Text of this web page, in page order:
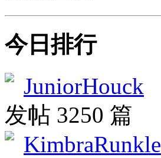
今日排行
JuniorHouck
发帖 3250 篇
KimbraRunkle